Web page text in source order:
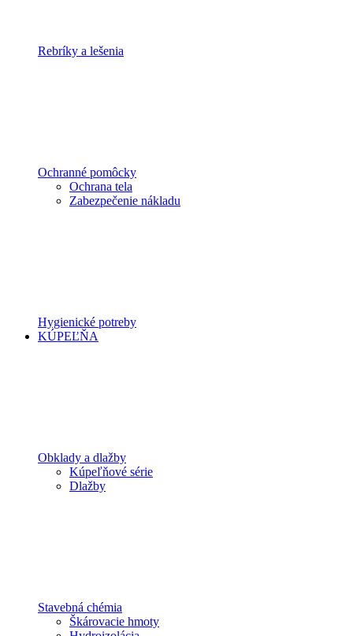
Rebríky a lešenia
Ochranné pomôcky
Ochrana tela
Zabezpečenie nákladu
Hygienické potreby
KÚPEĽŇA
Obklady a dlažby
Kúpeľňové série
Dlažby
Stavebná chémia
Škárovacie hmoty